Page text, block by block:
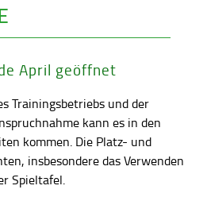
April geöffnet
Trainingsbetriebs und der
kann es in den
kommen. Die Platz- und
insbesondere das Verwenden
Spieltafel.